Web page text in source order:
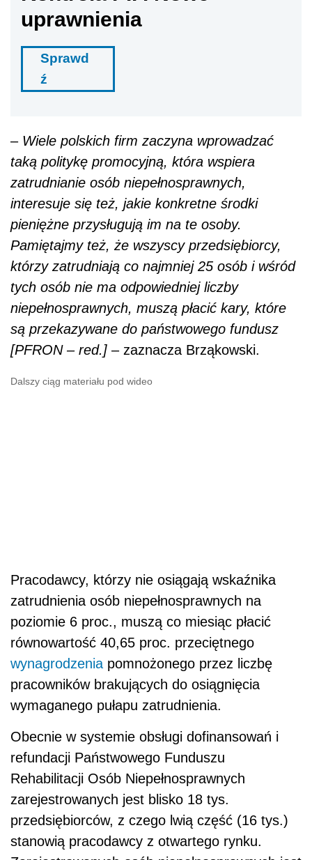
uprawnienia
Sprawd
ź
– Wiele polskich firm zaczyna wprowadzać
taką politykę promocyjną, która wspiera
zatrudnianie osób niepełnosprawnych,
interesuje się też, jakie konkretne środki
pieniężne przysługują im na te osoby.
Pamiętajmy też, że wszyscy przedsiębiorcy,
którzy zatrudniają co najmniej 25 osób i wśród
tych osób nie ma odpowiedniej liczby
niepełnosprawnych, muszą płacić kary, które
są przekazywane do państwowego fundusz
[PFRON – red.] – zaznacza Brząkowski.
Dalszy ciąg materiału pod wideo
Pracodawcy, którzy nie osiągają wskaźnika
zatrudnienia osób niepełnosprawnych na
poziomie 6 proc., muszą co miesiąc płacić
równowartość 40,65 proc. przeciętnego
wynagrodzenia pomnożonego przez liczbę
pracowników brakujących do osiągnięcia
wymaganego pułapu zatrudnienia.
Obecnie w systemie obsługi dofinansowań i
refundacji Państwowego Funduszu
Rehabilitacji Osób Niepełnosprawnych
zarejestrowanych jest blisko 18 tys.
przedsiębiorców, z czego lwią część (16 tys.)
stanowią pracodawcy z otwartego rynku.